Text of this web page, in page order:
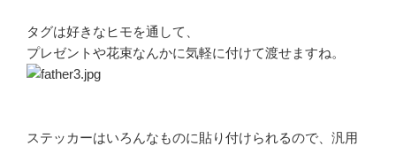
タグは好きなヒモを通して、
プレゼントや花束なんかに気軽に付けて渡せますね。
ステッカーはいろんなものに貼り付けられるので、汎用